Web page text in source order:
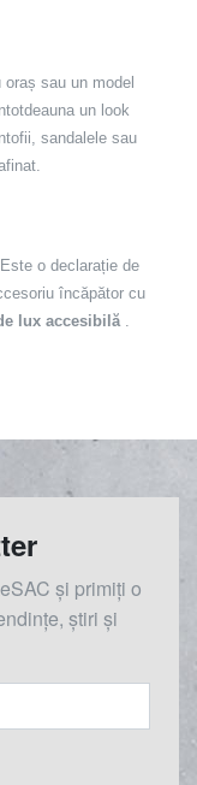
oraș sau un model
un look
sandalele sau
o declarație de
încăpător cu
lux accesibilă
și primiți o
știri și